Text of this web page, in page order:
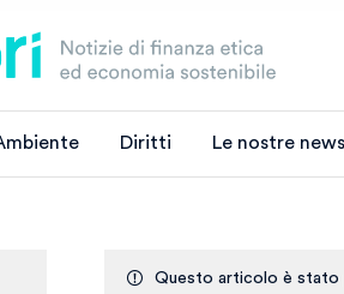
Diritti Le nostre
Questo articolo è stato